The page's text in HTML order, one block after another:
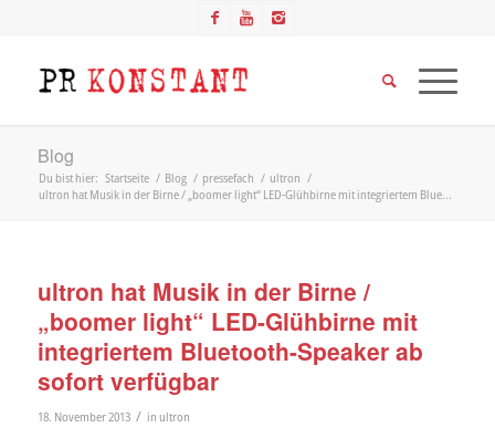
Blog
Du bist hier: Startseite / Blog / pressefach / ultron /
ultron hat Musik in der Birne / „boomer light“ LED-Glühbirne mit integriertem Blue...
ultron hat Musik in der Birne /
„boomer light“ LED-Glühbirne mit
integriertem Bluetooth-Speaker ab
sofort verfügbar
18. November 2013 / in ultron